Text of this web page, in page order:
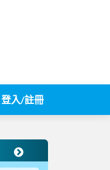
登入/註冊